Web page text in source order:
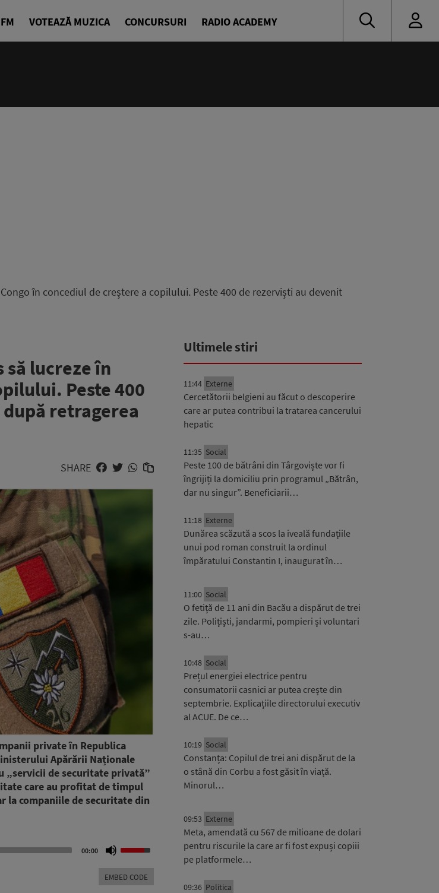
VOTEAZĂ MUZICA CONCURSURI RADIO ACADEMY
în concediul de creștere a copilului. Peste 400 de rezerviști au devenit
să lucreze în
Peste 400
retragerea
SHARE
private în Republica
Apărării Naționale
„servicii de securitate privată”
care au profitat de timpul
la companiile de securitate din
00:00
Up/Down
keys
EMBED CODE
Ultimele stiri
11:44 Externe
Cercetătorii belgieni au făcut o descoperire
care ar putea contribui la tratarea cancerului
hepatic
11:35 Social
Peste 100 de bătrâni din Târgoviște vor fi
îngrijiți la domiciliu prin programul „Bătrân,
dar nu singur”. Beneficiarii…
11:18 Externe
Dunărea scăzută a scos la iveală fundațiile
unui pod roman construit la ordinul
împăratului Constantin I, inaugurat în…
11:00 Social
O fetiță de 11 ani din Bacău a dispărut de trei
zile. Polițiști, jandarmi, pompieri și voluntari
s-au…
10:48 Social
Prețul energiei electrice pentru
consumatorii casnici ar putea crește din
septembrie. Explicațiile directorului executiv
al ACUE. De ce…
10:19 Social
Constanța: Copilul de trei ani dispărut de la
o stână din Corbu a fost găsit în viață.
Minorul…
09:53 Externe
Meta, amendată cu 567 de milioane de dolari
pentru riscurile la care ar fi fost expuși copiii
pe platformele…
09:36 Politica